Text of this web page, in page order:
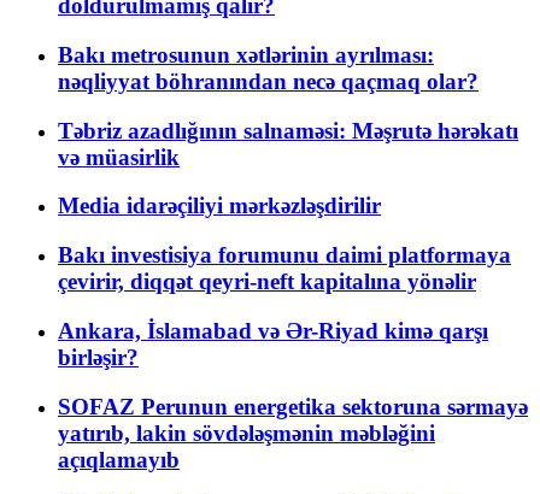
doldurulmamış qalır?
Bakı metrosunun xətlərinin ayrılması:
nəqliyyat böhranından necə qaçmaq olar?
Təbriz azadlığının salnaməsi: Məşrutə hərəkatı
və müasirlik
Media idarəçiliyi mərkəzləşdirilir
Bakı investisiya forumunu daimi platformaya
çevirir, diqqət qeyri-neft kapitalına yönəlir
Ankara, İslamabad və Ər-Riyad kimə qarşı
birləşir?
SOFAZ Perunun energetika sektoruna sərmayə
yatırıb, lakin sövdələşmənin məbləğini
açıqlamayıb